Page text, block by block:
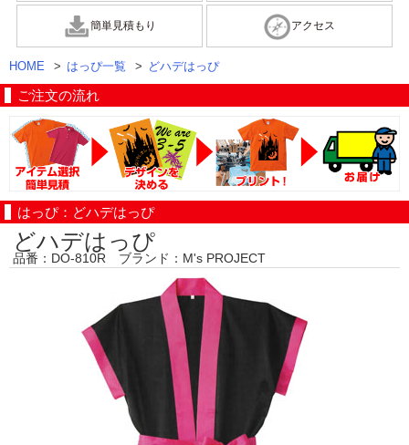
簡単見積もり アクセス
HOME > はっぴ一覧 > どハデはっぴ
ご注文の流れ
はっぴ：どハデはっぴ
どハデはっぴ
品番：DO-810R ブランド：M's PROJECT